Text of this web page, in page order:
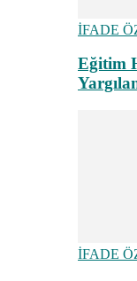
İFADE
Eğitim
İFADE